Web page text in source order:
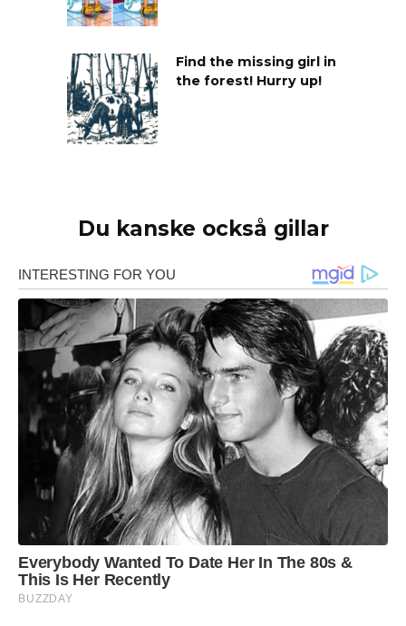
Find the missing girl in
the forest! Hurry up!
Du kanske också gillar